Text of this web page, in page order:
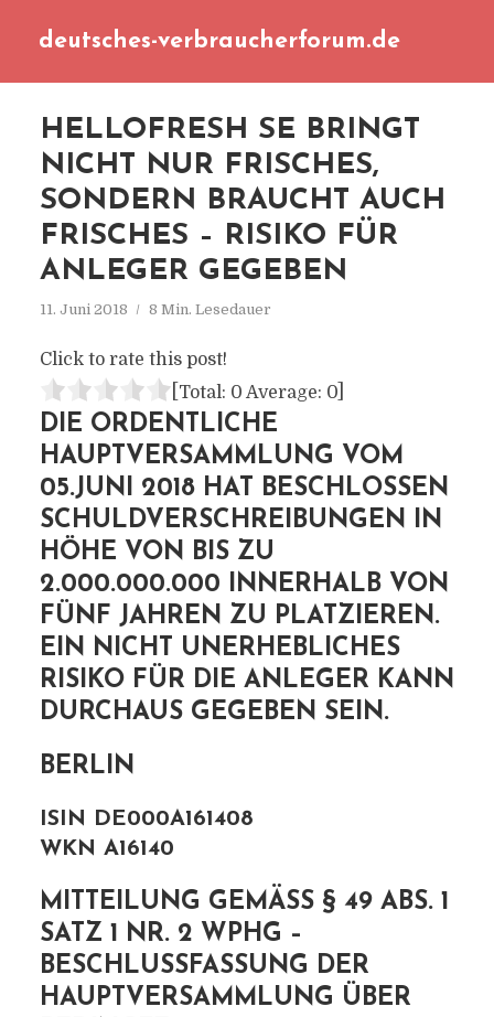
deutsches-verbraucherforum.de
HELLOFRESH SE BRINGT
NICHT NUR FRISCHES,
SONDERN BRAUCHT AUCH
FRISCHES – RISIKO FÜR
ANLEGER GEGEBEN
11. Juni 2018 8 Min. Lesedauer
Click to rate this post!
[Total: 0 Average: 0]
DIE ORDENTLICHE
HAUPTVERSAMMLUNG VOM
05.JUNI 2018 HAT BESCHLOSSEN
SCHULDVERSCHREIBUNGEN IN
HÖHE VON BIS ZU
2.000.000.000 INNERHALB VON
FÜNF JAHREN ZU PLATZIEREN.
EIN NICHT UNERHEBLICHES
RISIKO FÜR DIE ANLEGER KANN
DURCHAUS GEGEBEN SEIN.
BERLIN
ISIN DE000A161408
WKN A16140
MITTEILUNG GEMÄSS § 49 ABS. 1 S
ATZ 1 NR. 2 WPHG – B
ESCHLUSSFASSUNG DER H
AUPTVERSAMMLUNG ÜBER B